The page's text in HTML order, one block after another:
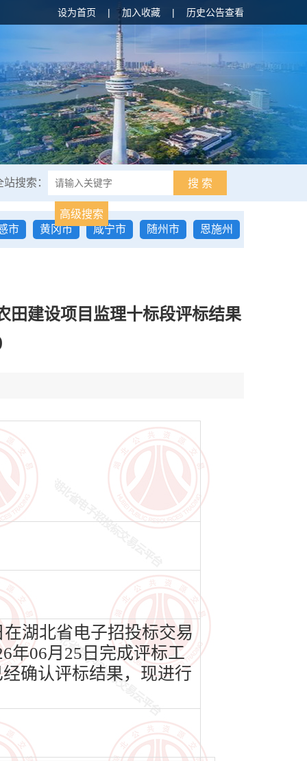
设为首页 | 加入收藏 | 历史公告查看
站搜索： 搜 索
高级搜索
市
黄冈市 咸宁市 随州市 恩施州
田建设项目监理十标段评标结果
湖北省电子招投标交易
年06月25日完成评标工
确认评标结果，现进行